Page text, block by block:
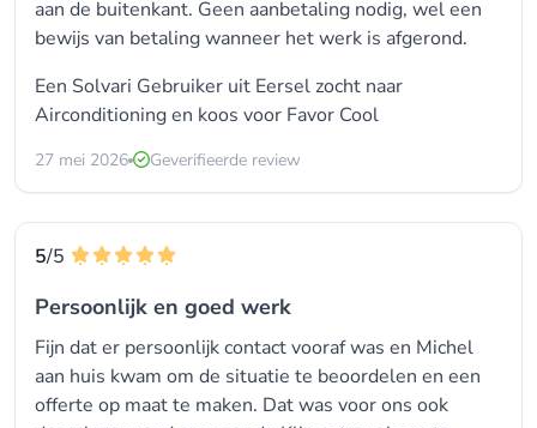
aan de buitenkant. Geen aanbetaling nodig, wel een
bewijs van betaling wanneer het werk is afgerond.
Een Solvari Gebruiker uit Eersel zocht naar
Airconditioning en koos voor Favor Cool
27 mei 2026 Geverifieerde review
5/5
Persoonlijk en goed werk
Fijn dat er persoonlijk contact vooraf was en Michel
aan huis kwam om de situatie te beoordelen en een
offerte op maat te maken. Dat was voor ons ook